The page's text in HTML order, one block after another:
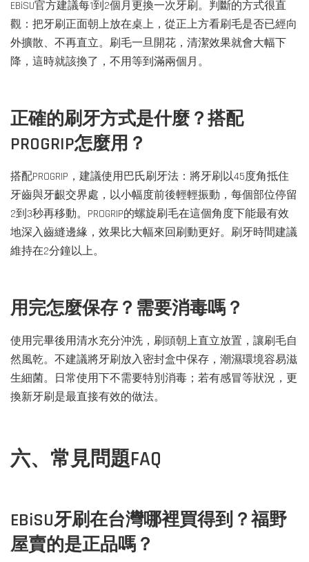
EBiSU官方建議每1到2個月更換一次牙刷。判斷的方式很直
觀：把牙刷正面朝上放在桌上，從正上方看刷毛是否已經向
外擴散、不再直立。刷毛一旦開花，清潔效果就會大幅下
降，這時就該換了，不用等到滿兩個月。
正確的刷牙方式是什麼？搭配
PROGRIP怎麼用？
搭配PROGRIP，建議使用巴氏刷牙法：將牙刷以45度角抵住
牙齒與牙齦交界處，以小幅度前後輕輕振動，每個部位停留
2到3秒再移動。PROGRIP的螺旋刷毛在這個角度下能最有效
地深入齒縫邊緣，效果比大幅來回刷動更好。刷牙時間建議
維持在2分鐘以上。
用完怎麼保存？需要消毒嗎？
使用完畢後用清水充分沖洗，刷頭朝上直立放置，讓刷毛自
然風乾。不建議將牙刷放入密封盒中保存，潮濕環境容易滋
生細菌。日常使用下不需要特別消毒；若有感冒等狀況，更
換新牙刷是最直接有效的做法。
六、常見問題FAQ
EBiSU牙刷在台灣哪裡買得到？福野
屋賣的是正品嗎？